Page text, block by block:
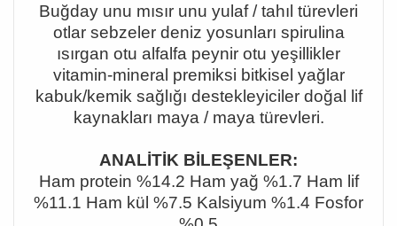
Buğday unu mısır unu yulaf / tahıl türevleri
otlar sebzeler deniz yosunları spirulina
ısırgan otu alfalfa peynir otu yeşillikler
vitamin-mineral premiksi bitkisel yağlar
kabuk/kemik sağlığı destekleyiciler doğal lif
kaynakları maya / maya türevleri.
ANALİTİK BİLEŞENLER:
Ham protein %14.2 Ham yağ %1.7 Ham lif
%11.1 Ham kül %7.5 Kalsiyum %1.4 Fosfor